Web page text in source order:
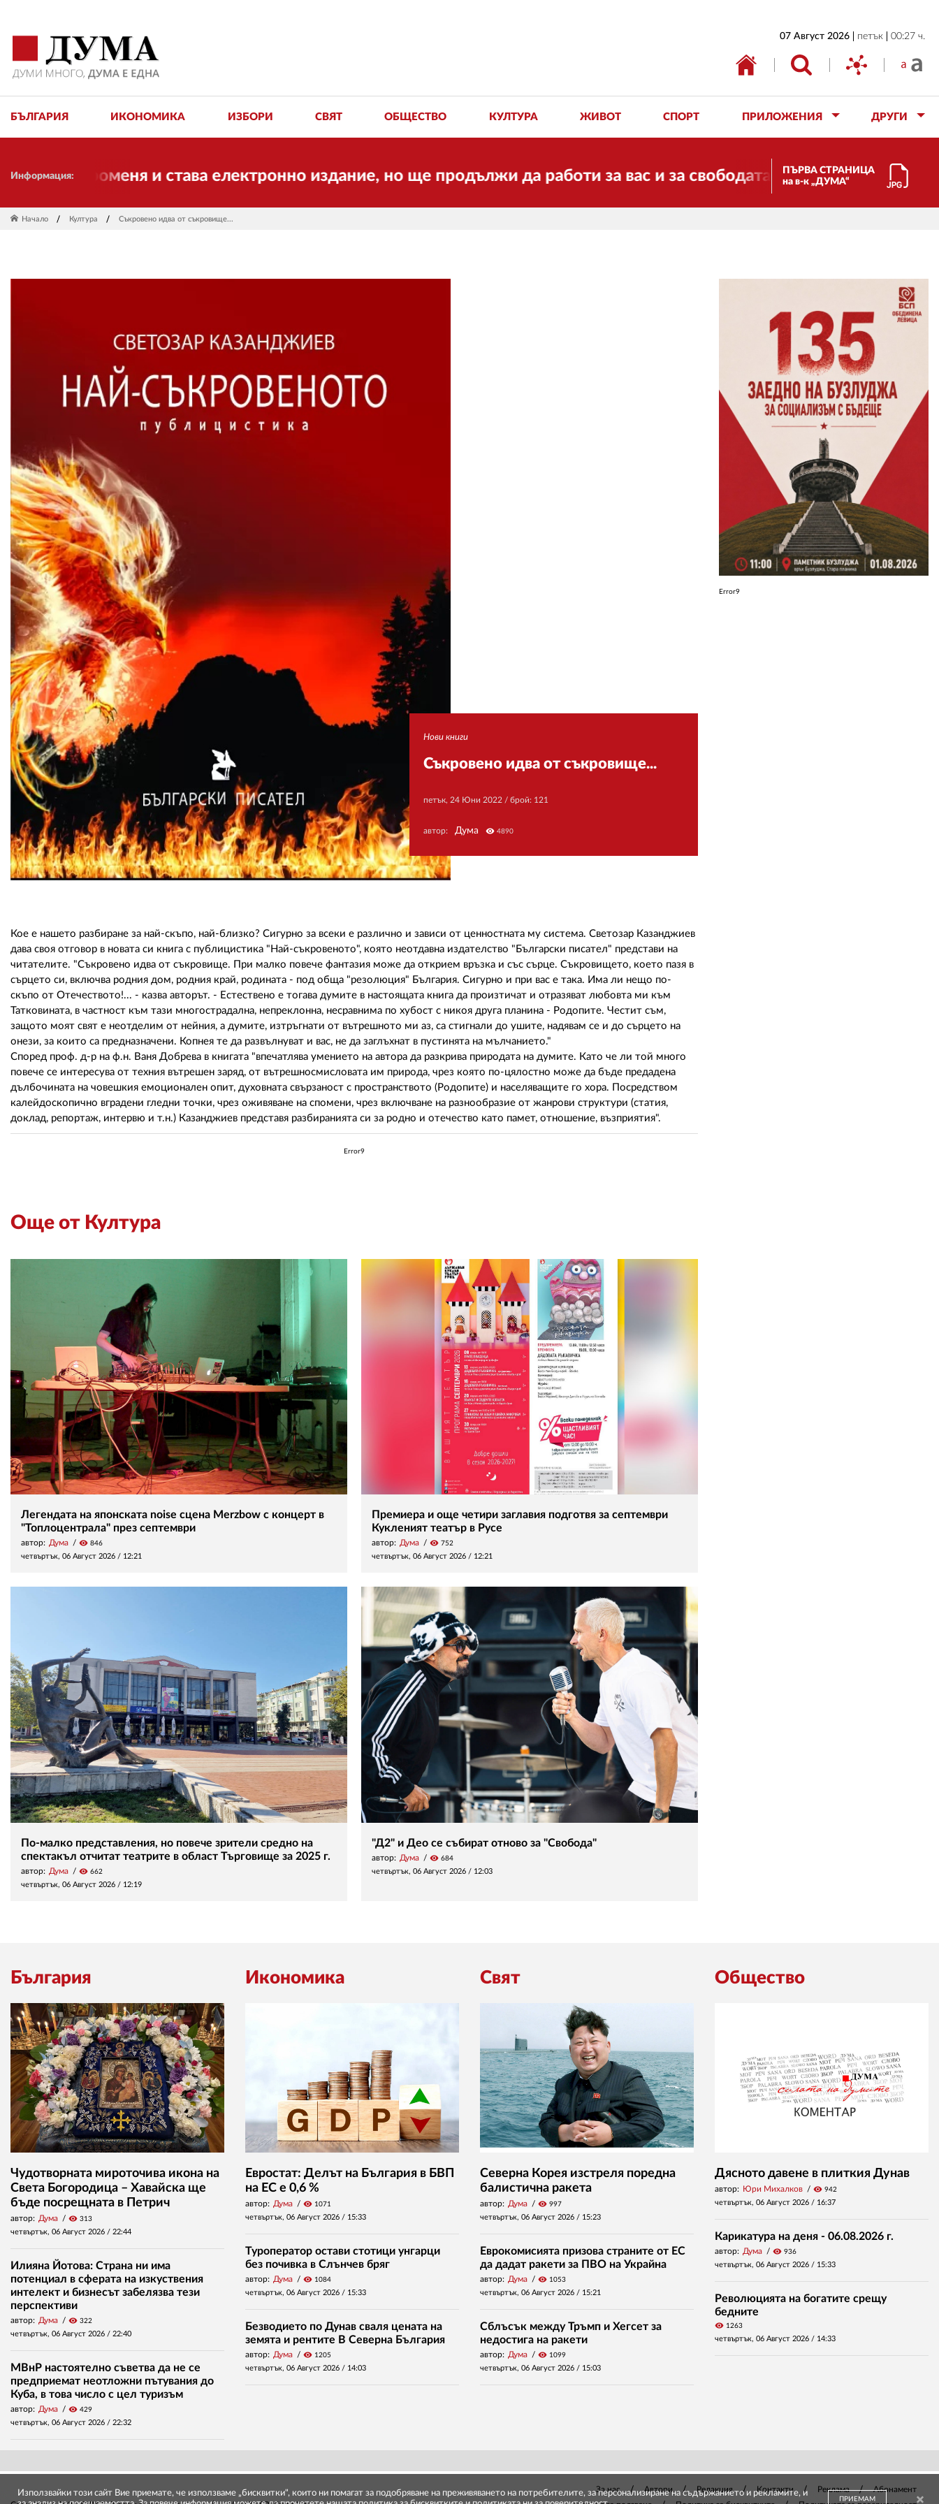
07 Август 2026 петък 00:27 ч.
БЪЛГАРИЯ ИКОНОМИКА ИЗБОРИ СВЯТ ОБЩЕСТВО КУЛТУРА ЖИВОТ СПОРТ ПРИЛОЖЕНИЯ ДРУГИ
Информация:и става електронно издание, но ще продължи да работи за вас и за свободата, справедливостта и
ПЪРВА СТРАНИЦА
на в-к „ДУМА“
Начало Култура Съкровено идва от съкровище...
Нови книги
Съкровено идва от съкровище...
петък, 24 Юни 2022 / брой: 121
автор: Дума visibility4890
Кое е нашето разбиране за най-скъпо, най-близко? Сигурно за всеки е различно и зависи от ценностната му система. Светозар Казанджиев
дава своя отговор в новата си книга с публицистика "Най-съкровеното", която неотдавна издателство "Български писател" представи на
читателите. "Съкровено идва от съкровище. При малко повече фантазия може да открием връзка и със сърце. Съкровището, което пазя в
сърцето си, включва родния дом, родния край, родината - под обща "резолюция" България. Сигурно и при вас е така. Има ли нещо по-
скъпо от Отечеството!... - казва авторът. - Естествено е тогава думите в настоящата книга да произтичат и отразяват любовта ми към
Татковината, в частност към тази многострадална, непреклонна, несравнима по хубост с никоя друга планина - Родопите. Честит съм,
защото моят свят е неотделим от нейния, а думите, изтръгнати от вътрешното ми аз, са стигнали до ушите, надявам се и до сърцето на
онези, за които са предназначени. Копнея те да развълнуват и вас, не да заглъхнат в пустинята на мълчанието."
Според проф. д-р на ф.н. Ваня Добрева в книгата "впечатлява умението на автора да разкрива природата на думите. Като че ли той много
повече се интересува от техния вътрешен заряд, от вътрешносмисловата им природа, чрез която по-цялостно може да бъде предадена
дълбочината на човешкия емоционален опит, духовната свързаност с пространството (Родопите) и населяващите го хора. Посредством
калейдоскопично вградени гледни точки, чрез оживяване на спомени, чрез включване на разнообразие от жанрови структури (статия,
доклад, репортаж, интервю и т.н.) Казанджиев представя разбиранията си за родно и отечество като памет, отношение, възприятия".
Error9
Още от Култура
Легендата на японската noise сцена Merzbow с концерт в
"Топлоцентрала" през септември
автор: Дума visibility 846
четвъртък, 06 Август 2026 / 12:21
Премиера и още четири заглавия подготвя за септември
Кукленият театър в Русе
автор: Дума visibility 752
четвъртък, 06 Август 2026 / 12:21
По-малко представления, но повече зрители средно на
спектакъл отчитат театрите в област Търговище за 2025 г.
автор: Дума visibility 662
четвъртък, 06 Август 2026 / 12:19
"Д2" и Део се събират отново за "Свобода"
автор: Дума visibility 684
четвъртък, 06 Август 2026 / 12:03
Error9
България
Чудотворната мироточива икона на
Света Богородица – Хавайска ще
бъде посрещната в Петрич
автор: Дума visibility 313
четвъртък, 06 Август 2026 / 22:44
Илияна Йотова: Страна ни има
потенциал в сферата на изкуствения
интелект и бизнесът забелязва тези
перспективи
автор: Дума visibility 322
четвъртък, 06 Август 2026 / 22:40
МВнР настоятелно съветва да не се
предприемат неотложни пътувания до
Куба, в това число с цел туризъм
автор: Дума visibility 429
четвъртък, 06 Август 2026 / 22:32
Икономика
Евростат: Делът на България в БВП
на ЕС е 0,6 %
автор: Дума visibility 1071
четвъртък, 06 Август 2026 / 15:33
Туроператор остави стотици унгарци
без почивка в Слънчев бряг
автор: Дума visibility 1084
четвъртък, 06 Август 2026 / 15:33
Безводието по Дунав сваля цената на
земята и рентите В Северна България
автор: Дума visibility 1205
четвъртък, 06 Август 2026 / 14:03
Свят
Северна Корея изстреля поредна
балистична ракета
автор: Дума visibility 997
четвъртък, 06 Август 2026 / 15:23
Еврокомисията призова страните от ЕС
да дадат ракети за ПВО на Украйна
автор: Дума visibility 1053
четвъртък, 06 Август 2026 / 15:21
Сблъсък между Тръмп и Хегсет за
недостига на ракети
автор: Дума visibility 1099
четвъртък, 06 Август 2026 / 15:03
Общество
Дясното давене в плиткия Дунав
автор: Юри Михалков visibility 942
четвъртък, 06 Август 2026 / 16:37
Карикатура на деня - 06.08.2026 г.
автор: Дума visibility 936
четвъртък, 06 Август 2026 / 15:33
Революцията на богатите срещу
бедните
visibility 1263
четвъртък, 06 Август 2026 / 14:33
За нас Автори Редакция Контакти Реклама
Абонамент
ИКОНОМИКА
ОБЩЕСТВО
АВТОРИ
РЕДАКЦИЯ
РЕКЛАМА
АБОНАМЕНТ
УСЛОВИЯ ЗА ПОЛЗВАНЕ
ПОЛИТИКА ЗА БИСКВИТКИТЕ
ПОЛИТИКАТА ЗА
Използвайки този сайт Вие приемате, че използваме „бисквитки", които ни помагат за подобряване на преживяването на потребителите, за персонализиране на съдържанието и рекламите, и
ПРИЕМАМ